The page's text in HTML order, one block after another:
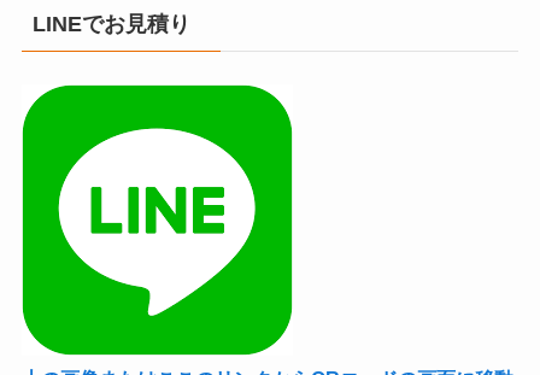
LINEでお見積り